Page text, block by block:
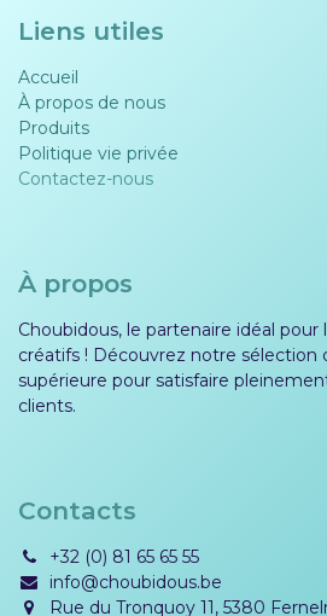
Liens utiles
Accueil
À propos de nous
Produits
Politique vie privée​​
Contactez-nous
À propos
Choubidous, le partenaire idéal pour
créatifs ! Découvrez notre sélection
supérieure pour satisfaire
clients.
Contacts
+32 (0) 81 65 65 55
info@choubidous.be
Rue du Tronquoy 11, 5380